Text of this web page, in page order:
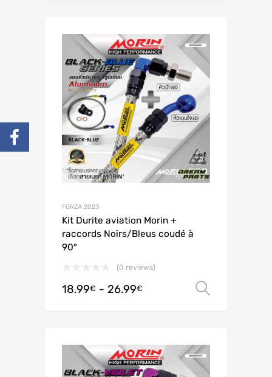
FORZA 2023
Kit Durite aviation Morin +
raccords Noirs/Bleus coudé à
90°
(0 reviews)
18.99€ - 26.99€